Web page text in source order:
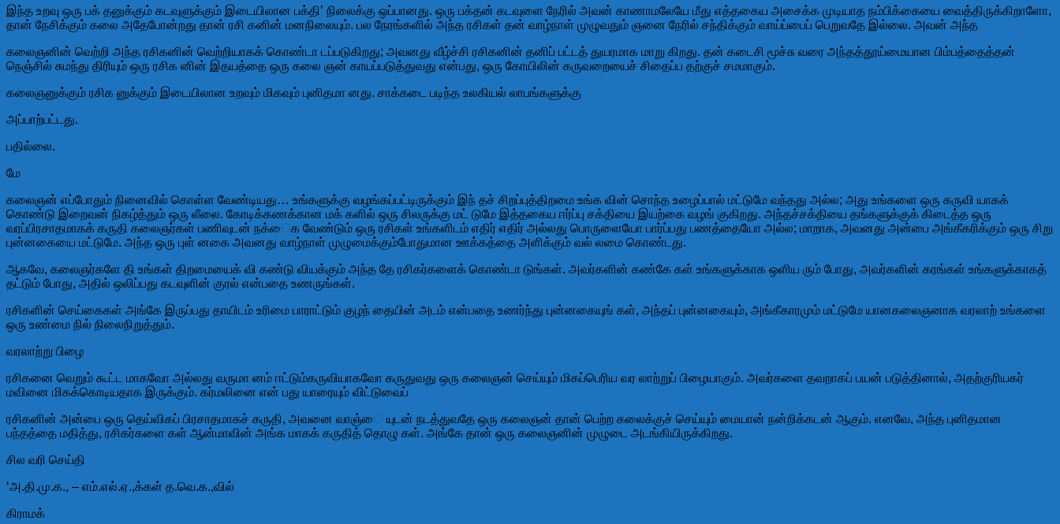
இந்த உறவு ஒரு பக் தனுக்கும் கடவுளுக்கும் இடையிலான பக்தி’ நிலைக்கு ஒப்பானது. ஒரு பக்தன் கடவுளை நேரில் அவன் காணாமலேயே மீது எத்தகைய அசைக்க முடியாத நம்பிக்கையை வைத்திருக்கிறாளோ,
தான் நேசிக்கும் கலை அதேபோன்றது தான் ரசி கனின் மனநிலையும். பல நேரங்களில் அந்த ரசிகள் தன் வாழ்நாள் முழுவதும் ஞனை நேரில் சந்திக்கும் வாய்ப்பைப் பெறுவதே இல்லை. அவன் அந்த
கலைஞனின் வெற்றி அந்த ரசிகனின் வெற்றியாகக் கொண்டா டப்படுகிறது; அவனது வீழ்ச்சி ரசிகனின் தனிப் பட்டத் துயரமாக மாறு கிறது. தன் கடைசி மூச்சு வரை அந்தத்தூய்மையான பிம்பத்தைத்தன்
நெஞ்சில் சுமந்து திரியும் ஒரு ரசிக னின் இதயத்தை ஒரு கலை ஞன் காயப்படுத்துவது என்பது, ஒரு கோயிலின் கருவறையைச் சிதைப்ப தற்குச் சமமாகும்.
கலைஞனுக்கும் ரசிக னுக்கும் இடையிலான உறவும் மிகவும் புனிதமா னது. சாக்கடை படிந்த உலகியல் லாபங்களுக்கு
அப்பாற்பட்டது.
பதில்லை.
மே
கலைஞன் எப்போதும் நினைவில் கொள்ள வேண்டியது… உங்களுக்கு வழங்கப்பட்டிருக்கும் இந் தச் சிறப்புத்திறமை உங்க வின் சொந்த உழைப்பால் மட்டுமே வந்தது அல்ல; அது உங்களை ஒரு கருவி யாகக்
கொண்டு இறைவன் நிகழ்த்தும் ஒரு லீலை. கோடிக்கணக்கான மக் களில் ஒரு சிலருக்கு மட் டுமே இத்தகைய ஈர்ப்பு சக்தியை இயற்கை வழங் குகிறது. அந்தச்சக்தியை தங்களுக்குக் கிடைத்த ஒரு
வரப்பிரசாதமாகக் கருதி கலைஞர்கள் பணிவுடன் நக்ைக வேண்டும் ஒரு ரசிகள் உங்களிடம் எதிர் எதிர் அல்லது பொருளையோ பார்ப்பது பணத்தையோ அல்ல; மாறாக, அவனது அன்பை அங்கீகரிக்கும் ஒரு சிறு
புன்னகையை மட்டுமே. அந்த ஒரு புள் னகை அவனது வாழ்நாள் முழுமைக்கும்போதுமான ஊக்கத்தை அளிக்கும் வல் லமை கொண்டது.
ஆகவே, கலைஞர்களே தி உங்கள் திறமையைக் வி கண்டு வியக்கும் அந்த தே ரசிகர்களைக் கொண்டா டுங்கள். அவர்களின் கண்கே கள் உங்களுக்காக ஒளிய ரும் போது, அவர்களின் கரங்கள் உங்களுக்காகத்
தட்டும் போது, அதில் ஒலிப்பது கடவுளின் குரல் என்பதை உணருங்கள்.
ரசிகளின் செய்கைகள் அங்கே இருப்பது தாயிடம் உரிமை பாராட்டும் குழந் தையின் அடம் என்பதை உணர்ந்து புன்னகையுங் கள், அந்தப் புன்னகையும், அங்கீகாரமும் மட்டுமே யானகலைஞனாக வரலாற் உங்களை
ஒரு உண்மை நில் நிலைநிறுத்தும்.
வரலாற்று பிழை
ரசிகனை வெறும் கூட்ட மாகவோ அல்லது வருமா னம் ஈட்டும்கருவியாகவோ கருதுவது ஒரு கலைஞன் செய்யும் மிகப்பெரிய வர லாற்றுப் பிழையாகும். அவர்களை தவறாகப் பயன் படுத்தினால், அதற்குரியகர்
மவினை மிகக்கொடியதாக இருக்கும். கர்மலினை என் பது யாரையும் விட்டுவைப்
ரசிகனின் அன்பை ஒரு தெய்விகப் பிரசாதமாகச் கருதி, அவனை வாஞ்ை யுடன் நடத்துவதே ஒரு கலைஞன் தான் பெற்ற கலைக்குச் செய்யும் மையான் நன்றிக்கடன் ஆகும். எனவே, அந்த புனிதமான
பந்தத்தை மதித்து, ரசிகர்களை கள் ஆன்மாவின் அங்க மாகக் கருதித் தொழு கள். அங்கே தான் ஒரு கலைஞனின் முழுடை அடங்கியிருக்கிறது.
சில வரி செய்தி
‘அ.தி.மு.க., – எம்.எல்.ஏ.,க்கள் த.வெ.க.,வில்
கிராமக்